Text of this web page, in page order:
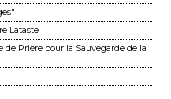
Lataste
de Prière pour la Sauvegarde de la